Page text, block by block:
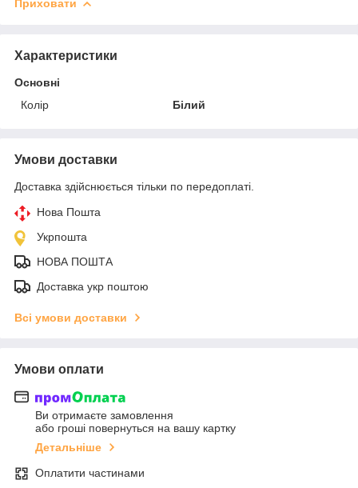
Приховати
Характеристики
Основні
Колір
Білий
Умови доставки
Доставка здійснюється тільки по передоплаті.
Нова Пошта
Укрпошта
НОВА ПОШТА
Доставка укр поштою
Всі умови доставки
Умови оплати
Ви отримаєте замовлення
або гроші повернуться на вашу картку
Детальніше
Оплатити частинами